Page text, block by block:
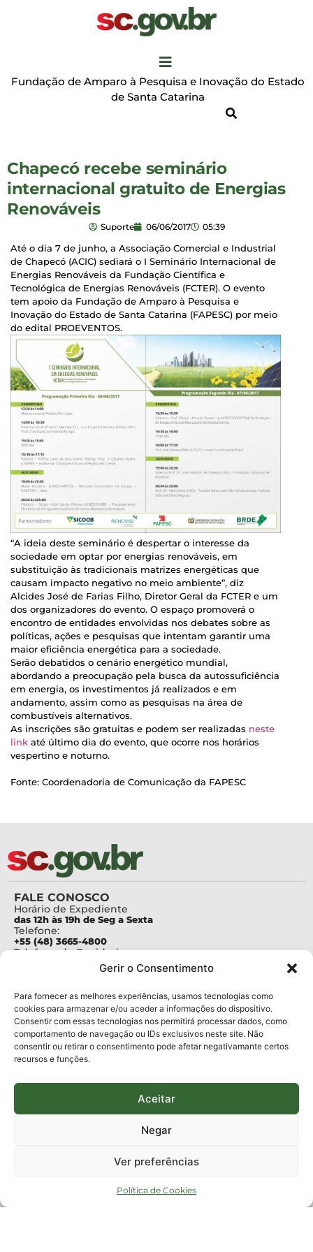
Gerir o Consentimento
Para fornecer as melhores experiências, usamos tecnologias como
cookies para armazenar e/ou aceder a informações do dispositivo.
Consentir com essas tecnologias nos permitirá processar dados, como
comportamento de navegação ou IDs exclusivos neste site. Não
consentir ou retirar o consentimento pode afetar negativamante certos
recursos e funções.
Aceitar
Negar
Ver preferências
Política de Cookies
Fundação de Amparo à Pesquisa e Inovação do Estado
de Santa Catarina
Chapecó recebe seminário
internacional gratuito de Energias
Renováveis
Suporte 06/06/2017 05:39
Até o dia 7 de junho, a Associação Comercial e Industrial
de Chapecó (ACIC) sediará o I Seminário Internacional de
Energias Renováveis da Fundação Científica e
Tecnológica de Energias Renováveis (FCTER). O evento
tem apoio da Fundação de Amparo à Pesquisa e
Inovação do Estado de Santa Catarina (FAPESC) por meio
do edital PROEVENTOS.
“A ideia deste seminário é despertar o interesse da
sociedade em optar por energias renováveis, em
substituição às tradicionais matrizes energéticas que
causam impacto negativo no meio ambiente”, diz
Alcides José de Farias Filho, Diretor Geral da FCTER e um
dos organizadores do evento. O espaço promoverá o
encontro de entidades envolvidas nos debates sobre as
políticas, ações e pesquisas que intentam garantir uma
maior eficiência energética para a sociedade.
Serão debatidos o cenário energético mundial,
abordando a preocupação pela busca da autossuficiência
em energia, os investimentos já realizados e em
andamento, assim como as pesquisas na área de
combustíveis alternativos.
As inscrições são gratuitas e podem ser realizadas neste
link até último dia do evento, que ocorre nos horários
vespertino e noturno.
Fonte: Coordenadoria de Comunicação da FAPESC
FALE CONOSCO
Horário de Expediente
das 12h às 19h de Seg a Sexta
Telefone:
+55 (48) 3665-4800
Telefone da Ouvidoria
Para assuntos relacionados à Pesquisa
pesquisa@fapesc.sc.gov.br
Para assuntos relacionados à Inovação
inovacao@fapesc.sc.gov.br
Para assuntos relacionados à Bolsas
bolsas@fapesc.sc.gov.br
Para assuntos relacionados à Prestação de Contas
Para assuntos relacionados à Plataforma
plataforma@fapesc.sc.gov.br
Jair Artur da Silva dpo@fapesc.sc.gov.br 3665-4831
km 01, Módulo 12A, Edifício Fapesc / Celta, 5° andar